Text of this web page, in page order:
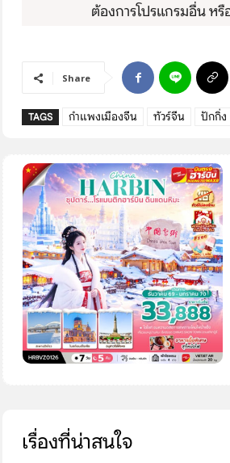
เรือเจ้าพระยา
ต้องการโปรแกรมอื่น หรื
Share
TAGS กำแพงเมืองจีน ทัวร์จีน ปักกิ่ง
เรื่องที่น่าสนใจ